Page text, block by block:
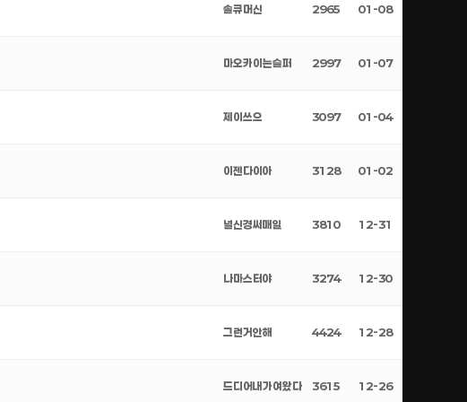
솔큐머신 2965 01-08
마오카이는슬퍼 2997 01-07
제이쓰으 3097 01-04
이젠다이아 3128 01-02
널신경써매일 3810 12-31
나마스터야 3274 12-30
그런거안해 4424 12-28
드디어내가여왔다 3615 12-26